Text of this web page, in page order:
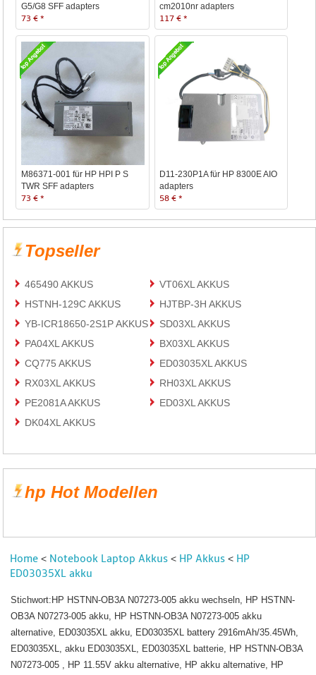
G5/G8 SFF adapters
73 € *
cm2010nr adapters
117 € *
M86371-001 für HP HPI P S
TWR SFF adapters
73 € *
D11-230P1A für HP 8300E AIO
adapters
58 € *
Topseller
465490 AKKUS
VT06XL AKKUS
HSTNH-129C AKKUS
HJTBP-3H AKKUS
YB-ICR18650-2S1P AKKUS
SD03XL AKKUS
PA04XL AKKUS
BX03XL AKKUS
CQ775 AKKUS
ED03035XL AKKUS
RX03XL AKKUS
RH03XL AKKUS
PE2081A AKKUS
ED03XL AKKUS
DK04XL AKKUS
hp Hot Modellen
Home < Notebook Laptop Akkus < HP Akkus < HP
ED03035XL akku
Stichwort:HP HSTNN-OB3A N07273-005 akku wechseln, HP HSTNN-
OB3A N07273-005 akku, HP HSTNN-OB3A N07273-005 akku
alternative, ED03035XL akku, ED03035XL battery 2916mAh/35.45Wh,
ED03035XL, akku ED03035XL, ED03035XL batterie, HP HSTNN-OB3A
N07273-005 , HP 11.55V akku alternative, HP akku alternative, HP